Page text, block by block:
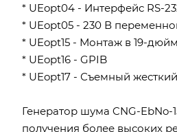
* UEopt04 - Интерфейс RS-
* UEopt05 - 230 В
* UEopt15 - Монтаж в 19-
* UEopt16 - GPIB
* UEopt17 - Съемный
Генератор шума CNG-EbNo-
получения более высоких